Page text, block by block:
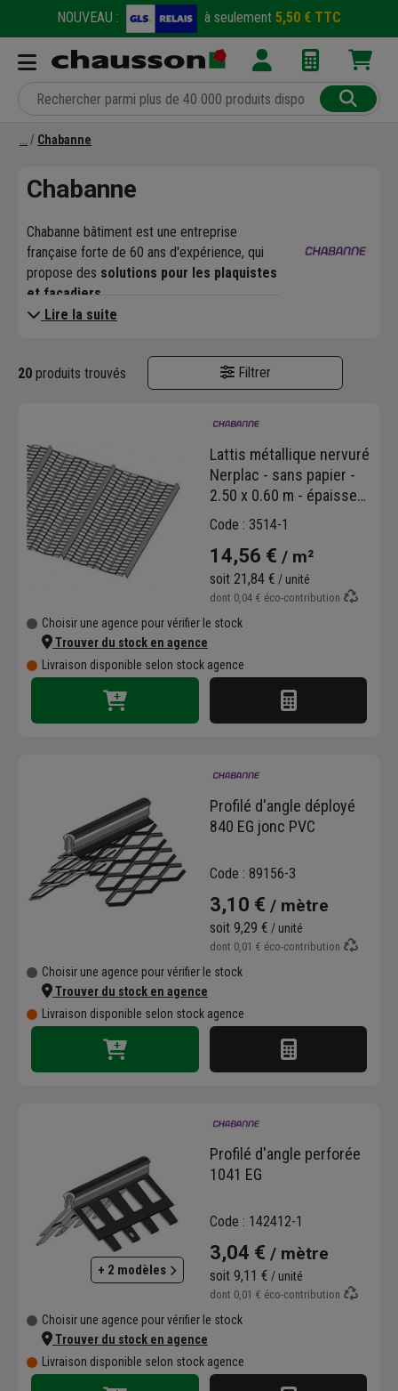
NOUVEAU : à seulement 5,50 € TTC
Chabanne
Chabanne
Chabanne bâtiment est une entreprise
française forte de 60 ans d'expérience, qui
propose des solutions pour les plaquistes
et façadiers
Chabanne bâtiment fabrique et distribue pour
matériel de qualité adapté à leurs métiers :
Façadiers: arêtes de façade ,
(sécable ou non), éclisses universelles
et intégrales, suspentes pivotantes,
cavalier droit, suspente poutrelle béton,
Nerplac avec ou sans papier
Lire la suite
20 produits trouvés Filtrer
Lattis métallique nervuré
Nerplac - sans papier -
2.50 x 0.60 m - épaisseur
0.32 mm
Code : 3514-1
14,56 € / m²
soit 21,84 € / unité
dont 0,04 € éco-contribution
Choisir une agence pour vérifier le stock
Trouver du stock en agence
Livraison disponible selon stock agence
Profilé d'angle déployé
840 EG jonc PVC
Code : 89156-3
3,10 € / mètre
soit 9,29 € / unité
dont 0,01 € éco-contribution
Choisir une agence pour vérifier le stock
Trouver du stock en agence
Livraison disponible selon stock agence
+ 2 modèles
Profilé d'angle perforée
1041 EG
Code : 142412-1
3,04 € / mètre
soit 9,11 € / unité
dont 0,01 € éco-contribution
Choisir une agence pour vérifier le stock
Trouver du stock en agence
Livraison disponible selon stock agence